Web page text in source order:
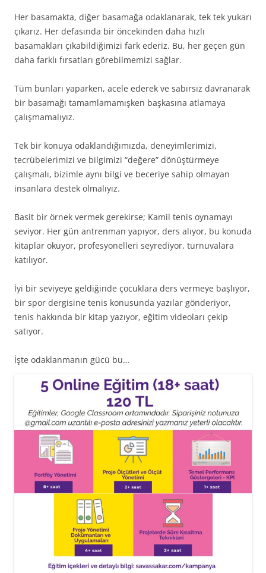
Her basamakta, diğer basamağa odaklanarak, tek tek yukarı
çıkarız. Her defasında bir öncekinden daha hızlı
basamakları çıkabildiğimizi fark ederiz. Bu, her geçen gün
daha farklı fırsatları görebilmemizi sağlar.
Tüm bunları yaparken, acele ederek ve sabırsız davranarak
bir basamağı tamamlamamışken başkasına atlamaya
çalışmamalıyız.
Tek bir konuya odaklandığımızda, deneyimlerimizi,
tecrübelerimizi ve bilgimizi “değere” dönüştürmeye
çalışmalı, bizimle aynı bilgi ve beceriye sahip olmayan
insanlara destek olmalıyız.
Basit bir örnek vermek gerekirse; Kamil tenis oynamayı
seviyor. Her gün antrenman yapıyor, ders alıyor, bu konuda
kitaplar okuyor, profesyonelleri seyrediyor, turnuvalara
katılıyor.
İyi bir seviyeye geldiğinde çocuklara ders vermeye başlıyor,
bir spor dergisine tenis konusunda yazılar gönderiyor,
tenis hakkında bir kitap yazıyor, eğitim videoları çekip
satıyor.
İşte odaklanmanın gücü bu…